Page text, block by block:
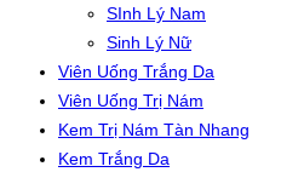
SInh Lý Nam
Sinh Lý Nữ
Viên Uống Trắng Da
Viên Uống Trị Nám
Kem Trị Nám Tàn Nhang
Kem Trắng Da